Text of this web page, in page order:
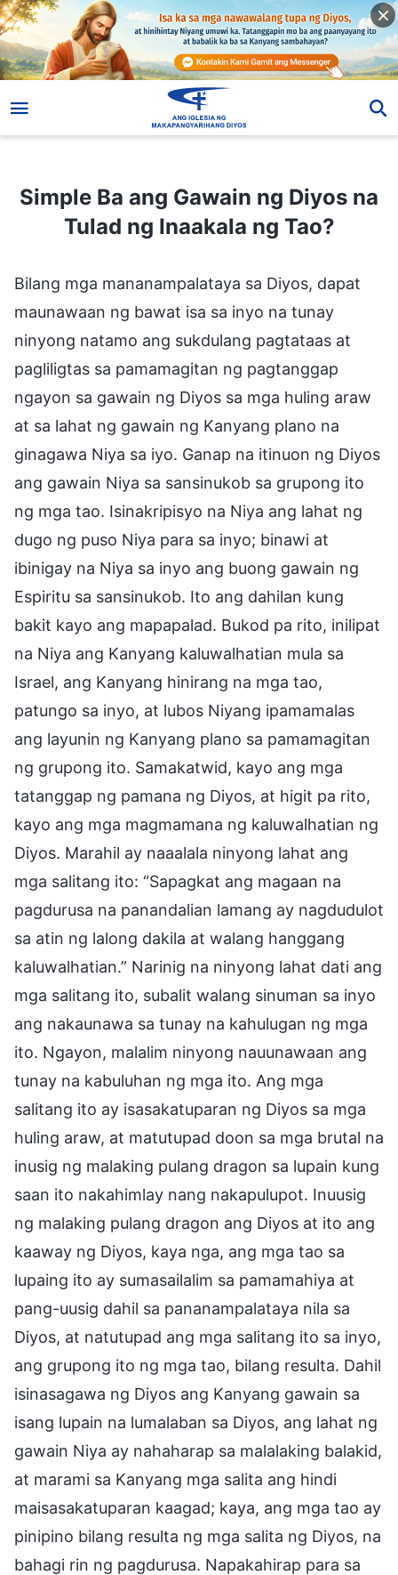
Simple Ba ang Gawain ng Diyos na
Tulad ng Inaakala ng Tao?
Bilang mga mananampalataya sa Diyos, dapat
maunawaan ng bawat isa sa inyo na tunay
ninyong natamo ang sukdulang pagtataas at
pagliligtas sa pamamagitan ng pagtanggap
ngayon sa gawain ng Diyos sa mga huling araw
at sa lahat ng gawain ng Kanyang plano na
ginagawa Niya sa iyo. Ganap na itinuon ng Diyos
ang gawain Niya sa sansinukob sa grupong ito
ng mga tao. Isinakripisyo na Niya ang lahat ng
dugo ng puso Niya para sa inyo; binawi at
ibinigay na Niya sa inyo ang buong gawain ng
Espiritu sa sansinukob. Ito ang dahilan kung
bakit kayo ang mapapalad. Bukod pa rito, inilipat
na Niya ang Kanyang kaluwalhatian mula sa
Israel, ang Kanyang hinirang na mga tao,
patungo sa inyo, at lubos Niyang ipamamalas
ang layunin ng Kanyang plano sa pamamagitan
ng grupong ito. Samakatwid, kayo ang mga
tatanggap ng pamana ng Diyos, at higit pa rito,
kayo ang mga magmamana ng kaluwalhatian ng
Diyos. Marahil ay naaalala ninyong lahat ang
mga salitang ito: “Sapagkat ang magaan na
pagdurusa na panandalian lamang ay nagdudulot
sa atin ng lalong dakila at walang hanggang
kaluwalhatian.” Narinig na ninyong lahat dati ang
mga salitang ito, subalit walang sinuman sa inyo
ang nakaunawa sa tunay na kahulugan ng mga
ito. Ngayon, malalim ninyong nauunawaan ang
tunay na kabuluhan ng mga ito. Ang mga
salitang ito ay isasakatuparan ng Diyos sa mga
huling araw, at matutupad doon sa mga brutal na
inusig ng malaking pulang dragon sa lupain kung
saan ito nakahimlay nang nakapulupot. Inuusig
ng malaking pulang dragon ang Diyos at ito ang
kaaway ng Diyos, kaya nga, ang mga tao sa
lupaing ito ay sumasailalim sa pamamahiya at
pang-uusig dahil sa pananampalataya nila sa
Diyos, at natutupad ang mga salitang ito sa inyo,
ang grupong ito ng mga tao, bilang resulta. Dahil
isinasagawa ng Diyos ang Kanyang gawain sa
isang lupain na lumalaban sa Diyos, ang lahat ng
gawain Niya ay nahaharap sa malalaking balakid,
at marami sa Kanyang mga salita ang hindi
maisasakatuparan kaagad; kaya, ang mga tao ay
pinipino bilang resulta ng mga salita ng Diyos, na
bahagi rin ng pagdurusa. Napakahirap para sa